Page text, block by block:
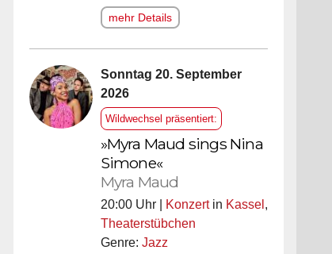
mehr Details
Sonntag 20. September
2026
Wildwechsel präsentiert:
»Myra Maud sings Nina
Simone«
Myra Maud
20:00 Uhr | Konzertin Kassel ,
Theaterstübchen
Genre: Jazz